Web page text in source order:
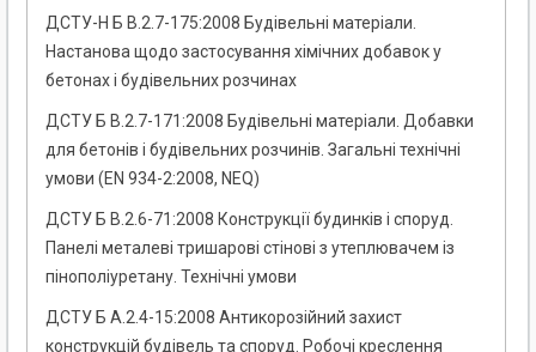
ДСТУ-Н Б В.2.7-175:2008 Будівельні матеріали.
Настанова щодо застосування хімічних добавок у
бетонах і будівельних розчинах
ДСТУ Б В.2.7-171:2008 Будівельні матеріали. Добавки
для бетонів і будівельних розчинів. Загальні технічні
умови (EN 934-2:2008, NEQ)
ДСТУ Б В.2.6-71:2008 Конструкції будинків і споруд.
Панелі металеві тришарові стінові з утеплювачем із
пінополіуретану. Технічні умови
ДСТУ Б А.2.4-15:2008 Антикорозійний захист
конструкцій будівель та споруд. Робочі креслення